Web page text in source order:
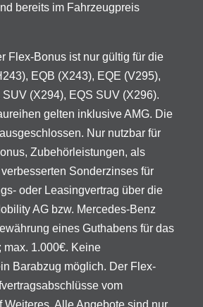
bereits im Fahrzeugpreis
Flex-Bonus ist nur gültig für die
EQB (X243), EQE (V295),
(X294), EQS SUV (X296).
gelten inklusive AMG. Die
Nur nutzbar für
Zubehörleistungen, als
Sonderzinses für
oder Leasingvertrag über die
AG bzw. Mercedes-Benz
eines Guthabens für das
1.000€. Keine
Barabzug möglich. Der Flex-
vom
Weiteres. Alle Angebote sind nur